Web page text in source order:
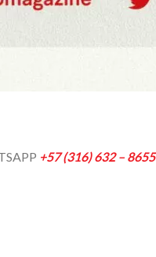
+57 (316) 632 – 8655